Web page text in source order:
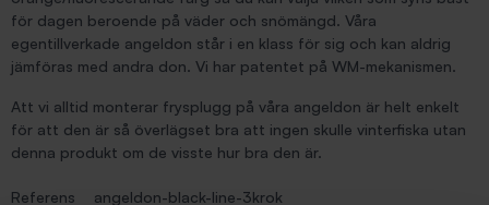
för dagen beroende på väder och snömängd. Våra
egentillverkade angeldon står i en klass för sig och kan aldrig
jämföras med andra don. Vi har patentet på WM-mekanismen.
Att vi alltid monterar frysplugg på våra angeldon är helt enkelt
för att den är så överlägset bra att ingen skulle vinterfiska utan
denna produkt om de visste hur bra den är.
Referens
angeldon-black-line-3krok